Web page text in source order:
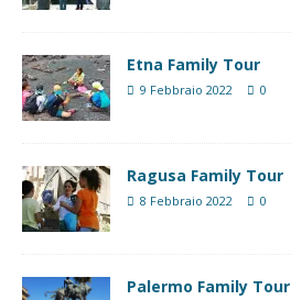
Etna Family Tour
9 Febbraio 2022 0
Ragusa Family Tour
8 Febbraio 2022 0
Palermo Family Tour